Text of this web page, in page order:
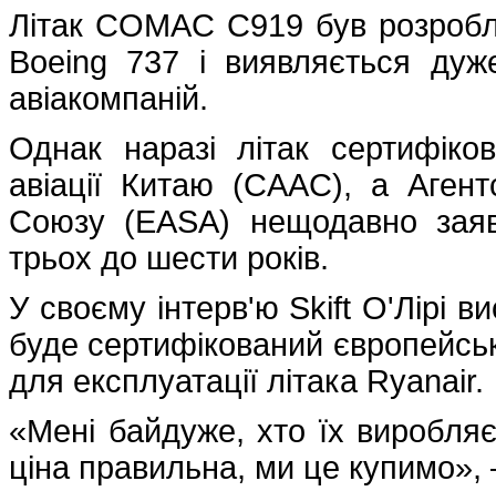
Літак COMAC C919 був
Boeing 737 і виявляється
авіакомпаній.
Однак наразі літак
авіації Китаю (CAAC), а
Союзу (EASA) нещодавно
трьох до шести років.
У своєму інтерв'ю Skift О'Лірі
буде сертифікований
для експлуатації літака
«Мені байдуже, хто їх
ціна правильна, ми це купимо»,